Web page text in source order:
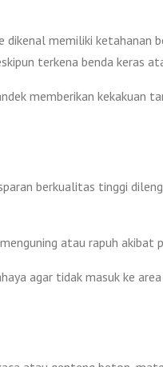
memiliki ketahanan
terkena benda keras
memberikan kekakuan
berkualitas tinggi
atau rapuh akibat
agar tidak masuk ke